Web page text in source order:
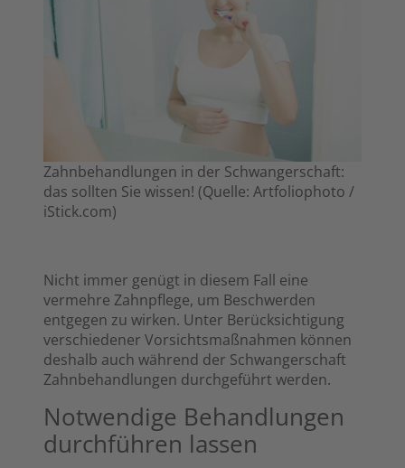
Zahnbehandlungen in der Schwangerschaft:
das sollten Sie wissen! (Quelle: Artfoliophoto /
iStick.com)
Nicht immer genügt in diesem Fall eine
vermehre Zahnpflege, um Beschwerden
entgegen zu wirken. Unter Berücksichtigung
verschiedener Vorsichtsmaßnahmen können
deshalb auch während der Schwangerschaft
Zahnbehandlungen durchgeführt werden.
Notwendige Behandlungen
durchführen lassen